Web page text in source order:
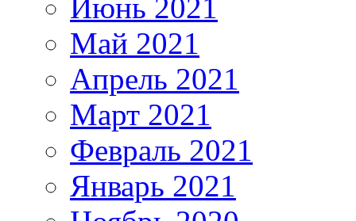
Июнь 2021
Май 2021
Апрель 2021
Март 2021
Февраль 2021
Январь 2021